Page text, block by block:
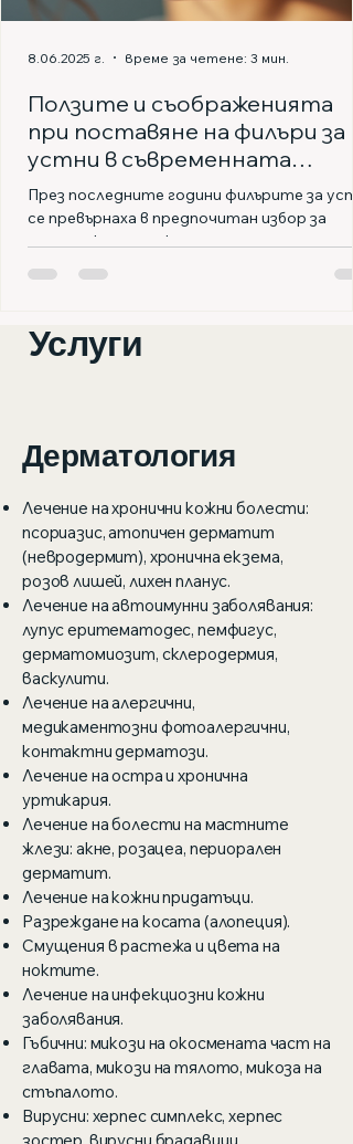
Ползите и съображенията
при поставяне на филъри за
устни в съвременната
естетика
През последните години филърите за
се превърнаха в предпочитан избор за
хората, които искат по-плътни и по-
оформени устни. Тази...
8.06.2025 г. време за четене: 3 мин.
Услуги
Дерматология
Лечение на хронични кожни болести:
псориазис, атопичен дерматит
(невродермит), хронична екзема,
розов лишей, лихен планус.
Лечение на автоимунни заболявания:
лупус еритематодес, пемфигус,
дерматомиозит, склеродермия,
васкулити.
Лечение на алергични,
медикаментозни фотоалергични,
контактни дерматози.
Лечение на остра и хронична
уртикария.
Лечение на болести на мастните
жлези: акне, розацеа, периорален
дерматит.
Лечение на кожни придатъци.
Разреждане на косата (алопеция).
Смущения в растежа и цвета на
ноктите.
Лечение на инфекциозни кожни
заболявания.
Гъбични: микози на окосмената част на
главата, микози на тялото, микоза на
стъпалото.
Вирусни: херпес симплекс, херпес